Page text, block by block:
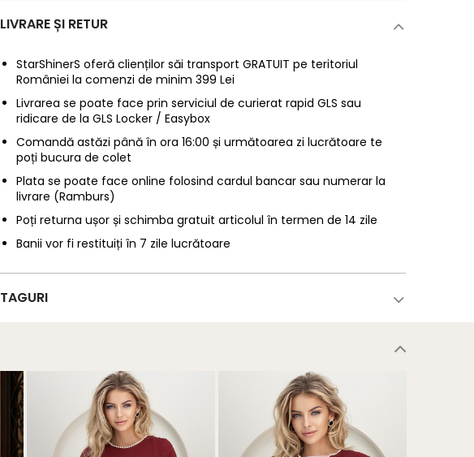
LIVRARE ȘI RETUR
StarShinerS oferă clienților săi transport GRATUIT pe teritoriul
României la comenzi de minim 399 Lei
Livrarea se poate face prin serviciul de curierat rapid GLS sau
ridicare de la GLS Locker / Easybox
Comandă astăzi până în ora 16:00 și următoarea zi lucrătoare te
poți bucura de colet
Plata se poate face online folosind cardul bancar sau numerar la
livrare (Ramburs)
Poți returna ușor și schimba gratuit articolul în termen de 14 zile
Banii vor fi restituiți în 7 zile lucrătoare
TAGURI